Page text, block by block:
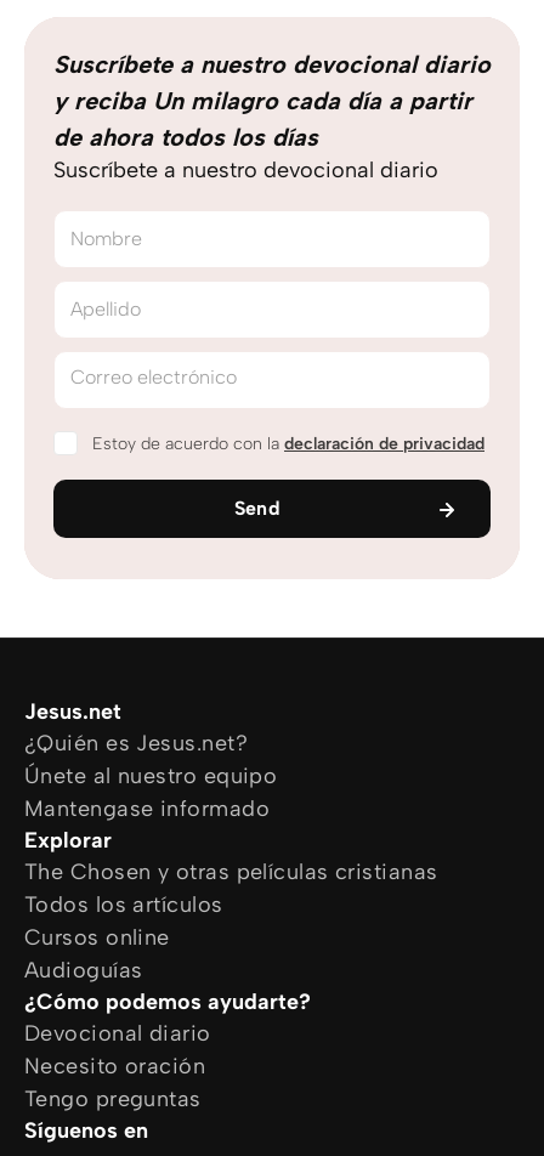
Suscríbete a nuestro devocional diario
y reciba Un milagro cada día a partir
de ahora todos los días
Suscríbete a nuestro devocional diario
Nombre
Apellido
Correo electrónico
Estoy de acuerdo con la declaración de privacidad
Send
Jesus.net
¿Quién es Jesus.net?
Únete al nuestro equipo
Mantengase informado
Explorar
The Chosen y otras películas cristianas
Todos los artículos
Cursos online
Audioguías
¿Cómo podemos ayudarte?
Devocional diario
Necesito oración
Tengo preguntas
Síguenos en